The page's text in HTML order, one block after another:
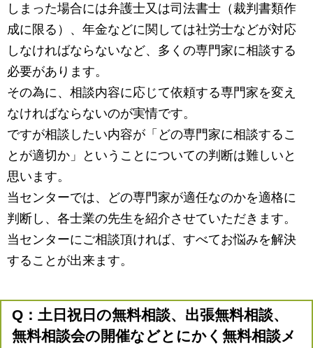
しまった場合には弁護士又は司法書士（裁判書類作
成に限る）、年金などに関しては社労士などが対応
しなければならないなど、多くの専門家に相談する
必要があります。
その為に、相談内容に応じて依頼する専門家を変え
なければならないのが実情です。
ですが相談したい内容が「どの専門家に相談するこ
とが適切か」ということについての判断は難しいと
思います。
当センターでは、どの専門家が適任なのかを適格に
判断し、各士業の先生を紹介させていただきます。
当センターにご相談頂ければ、すべてお悩みを解決
することが出来ます。
Q：土日祝日の無料相談、出張無料相談、
無料相談会の開催などとにかく無料相談メ